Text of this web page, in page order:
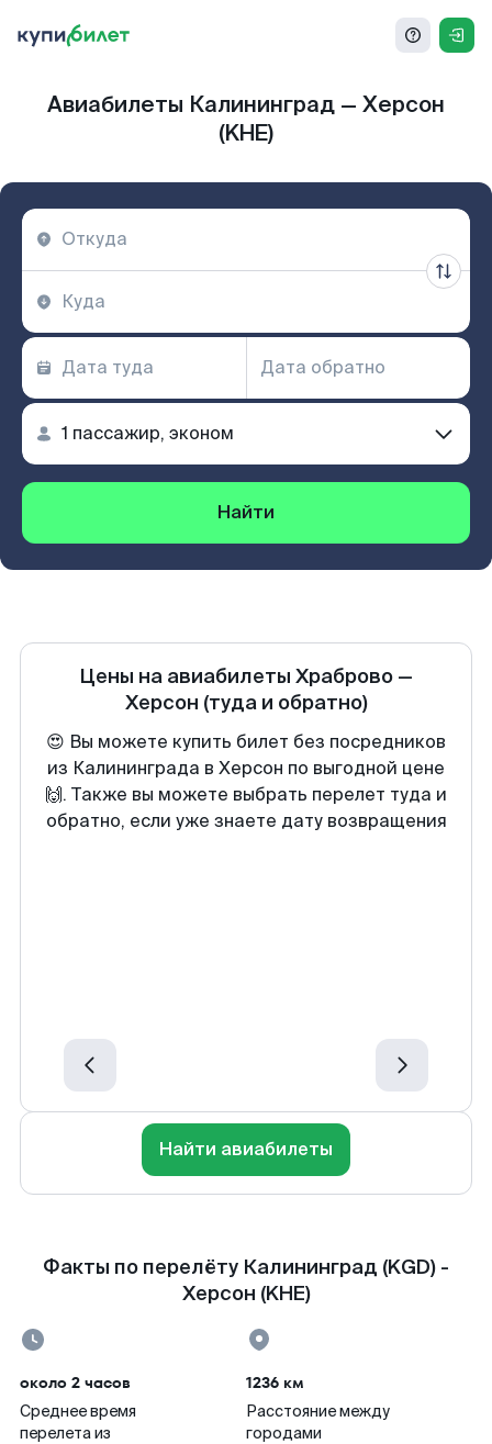
Авиабилеты Калининград — Херсон
(KHE)
Найти
Цены на авиабилеты Храброво —
Херсон (туда и обратно)
😍 Вы можете купить билет без посредников
из Калининграда в Херсон по выгодной цене
🙌. Также вы можете выбрать перелет туда и
обратно, если уже знаете дату возвращения
Найти авиабилеты
Факты по перелёту Калининград (KGD) -
Херсон (KHE)
около 2 часов
Среднее время
перелета из
1236 км
Расстояние между
городами